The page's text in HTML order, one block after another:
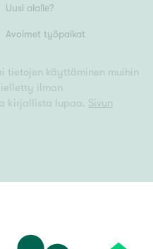
Uusi alalle?
Avoimet työpaikat
tietojen käyttäminen muihin
ilman
kirjallista lupaa. Sivun